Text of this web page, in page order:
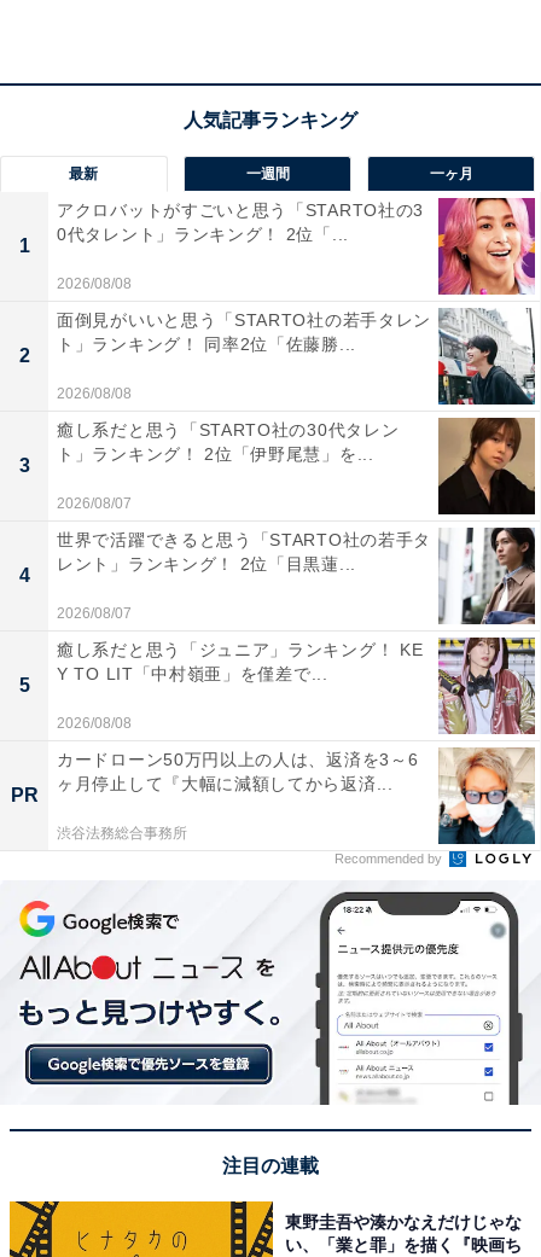
1位：奈良公園（奈良市）／67票
奈良市街の東部に広がる広大な公園で、東大寺や春日大
社、興福寺などの世界遺産を含む歴史的なスポットが点
在しています。公園内には野生の鹿が多数生息。秋に
は、イチョウやモミジが見事に色づき、歴史的建造物と
鹿、そして紅葉が織りなす古都奈良ならではの美しい景
観を楽しめます。
回答者からは「付近のお寺などにも周りたいから」（30
代男性／大阪府）、「奈良公園の紅葉と鹿の景色が絵に
なりそうと思った為」（40代女性／大阪府）、「奈良公
園周辺は古い寺社仏閣が多くあり、風情をとても感じら
れる場所。自然も多く、四季を感じる」（40代女性／神
奈川県）といった声が集まりました。
※回答者からのコメントは原文ママです
この記事の執筆者：
All About ニュースの編集者。オールアバウトに入社後、SNSトレン
ドにフォーカスした記事執筆やSEOライティングの経験を経て、の
ちにAll About ニュースチームのメンバーに加入。現在は旅行・カル
チャー・エンタメなどを中心に企画編集を担当。東京都出身。居酒
屋巡りとスポーツ観戦が生きがい。
次ページ 8位までのランキング結果を見る
最新 一週間 一ヶ月
1
アクロバットがすごいと思う「STARTO社の3
0代タレント」ランキング！ 2位「...
2026/08/08
2
面倒見がいいと思う「STARTO社の若手タレン
ト」ランキング！ 同率2位「佐藤勝...
2026/08/08
3
癒し系だと思う「STARTO社の30代タレン
ト」ランキング！ 2位「伊野尾慧」を...
2026/08/07
4
世界で活躍できると思う「STARTO社の若手タ
レント」ランキング！ 2位「目黒蓮...
2026/08/07
5
癒し系だと思う「ジュニア」ランキング！ KE
Y TO LIT「中村嶺亜」を僅差で...
2026/08/08
PR
カードローン50万円以上の人は、返済を3～6
ヶ月停止して『大幅に減額してから返済...
渋谷法務総合事務所
Recommended by
注目の連載
東野圭吾や湊かなえだけじゃな
い、「業と罪」を描く『映画ち